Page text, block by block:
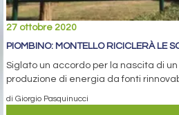
27 ottobre 2020
PIOMBINO: MONTELLO RICICLERÀ LE
Siglato un accordo per la nascita di
produzione di energia da fonti
di Giorgio Pasquinucci